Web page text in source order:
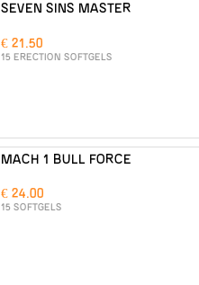
SEVEN SINS MASTER
€ 21.50
15 ERECTION SOFTGELS
MACH 1 BULL FORCE
€ 24.00
15 SOFTGELS